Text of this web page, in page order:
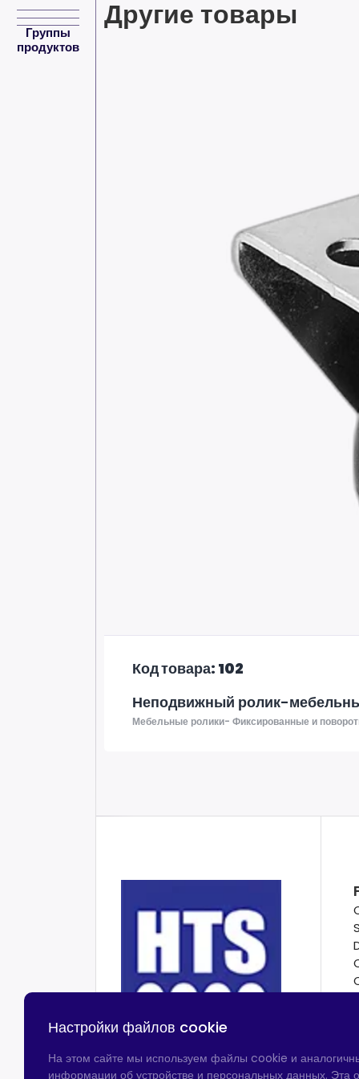
Группы
продуктов
Другие товары
Код товара: 102
Неподвижный ролик-
Мебельные ролики- Фиксированные и
Настройки файлов cookie
На этом сайте мы используем файлы cookie и
информации об устройстве и персональных данных. Эта